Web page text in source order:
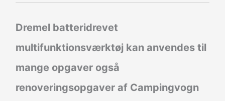
Dremel batteridrevet
multifunktionsværktøj kan anvendes til
mange opgaver også
renoveringsopgaver af Campingvogn